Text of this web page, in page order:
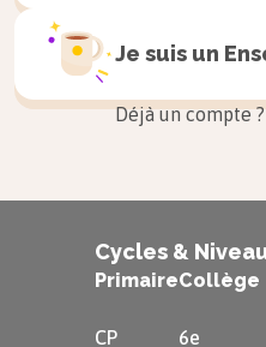
Je suis un
Déjà un compte
Cycles &
Primaire
CP
Collège
6e